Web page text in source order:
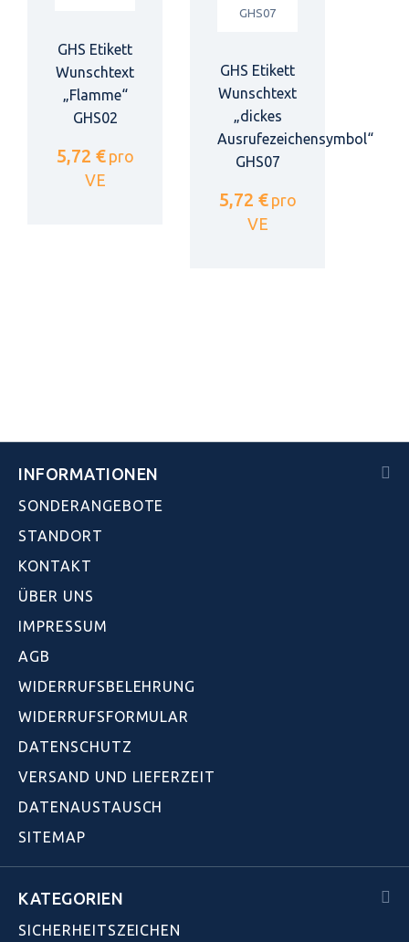
GHS Etikett
Wunschtext
„Flamme“
GHS02
5,72 € pro
VE
GHS Etikett
Wunschtext
„dickes
Ausrufezeichensymbol“
GHS07
5,72 € pro
VE
INFORMATIONEN
SONDERANGEBOTE
STANDORT
KONTAKT
ÜBER UNS
IMPRESSUM
AGB
WIDERRUFSBELEHRUNG
WIDERRUFSFORMULAR
DATENSCHUTZ
VERSAND UND LIEFERZEIT
DATENAUSTAUSCH
SITEMAP
KATEGORIEN
SICHERHEITSZEICHEN